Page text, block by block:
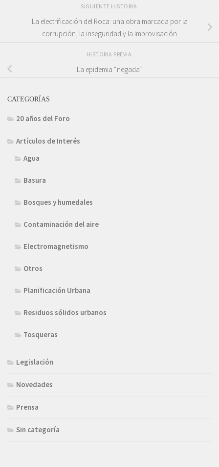
SIGUIENTE HISTORIA
La electrificación del Roca: una obra marcada por la
corrupción, la inseguridad y la improvisación
HISTORIA PREVIA
La epidemia “negada”
CATEGORÍAS
20 años del Foro
Artículos de Interés
Agua
Basura
Bosques y humedales
Contaminación del aire
Electromagnetismo
Otros
Planificación Urbana
Residuos sólidos urbanos
Tosqueras
Legislación
Novedades
Prensa
Sin categoría